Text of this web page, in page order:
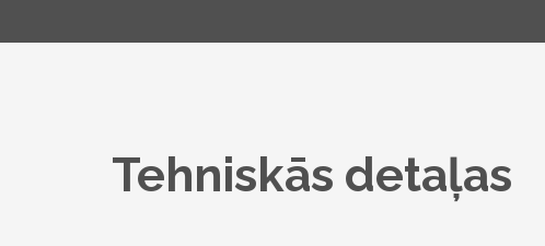
Tehniskās detaļas